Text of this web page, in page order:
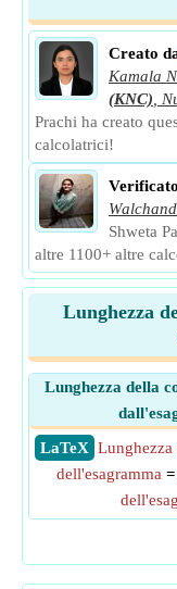
Creato
Kamala
(KNC)
Prachi ha creato
calcolatrici!
Shweta
altre 1100+ altre
Lunghezza
Lunghezza della
​ LaTeX Lunghezza
dell'esagramma =